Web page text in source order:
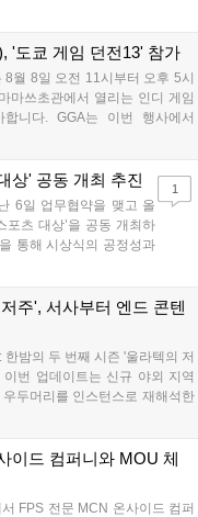
물리 법칙을 활용한 전략적 플레
에서 확인 가능합니다....
'도쿄 게임 던전13' 참가
8월 8일 오전 11시부터 오후 5시
마쓰초관에서 열리는 인디 게임
니다. GGA는 이번 행사에서
즈의 미공개 작품 12종을 최초
으로 특별 굿즈를 증정하며, 인
상' 공동 개최 추진
6일 업무협약을 맺고 올
포츠 대상’을 공동 개최하
통해 시상식의 공정성과
디어 영향력을 확대해 e
번 시상식이 e스포츠의
사가 되도록 노력하겠다
1
주', 서사부터 엔드 콘텐
밤의 두 번째 시즌 '울라텍의 저
번 업데이트는 신규 야외 지역
두머리를 인스턴스로 재해석한
스템 개선 및 신화+ 던전 로테이
이드 컴퍼니와 MOU 체
FPS 전문 MCN 온사이드 컴퍼